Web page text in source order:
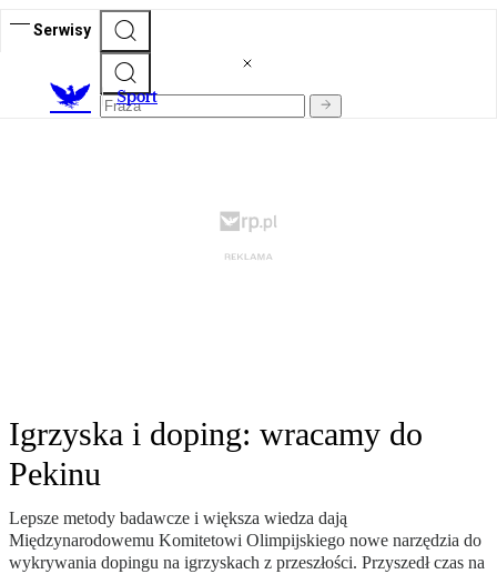
Serwisy
Sport
Igrzyska i doping: wracamy do
Pekinu
Lepsze metody badawcze i większa wiedza dają
Międzynarodowemu Komitetowi Olimpijskiego nowe narzędzia do
wykrywania dopingu na igrzyskach z przeszłości. Przyszedł czas na